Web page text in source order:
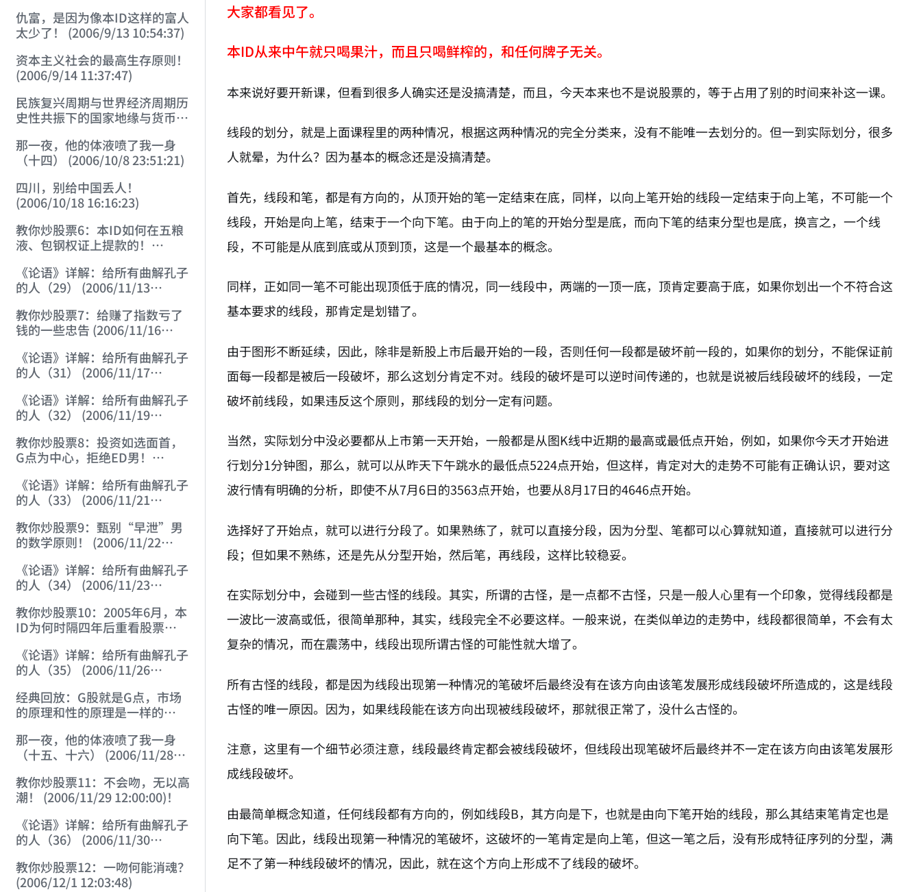
仇富，是因为像本ID这样的富人
太少了！ (2006/9/13 10:54:37)
资本主义社会的最高生存原则！
(2006/9/14 11:37:47)
民族复兴周期与世界经济周期历
史性共振下的国家地缘与货币战
那一夜，他的体液喷了我一身
（十四） (2006/10/8 23:51:21)
四川，别给中国丢人！
(2006/10/18 16:16:23)
教你炒股票6：本ID如何在五粮
液、包钢权证上提款的！
《论语》详解：给所有曲解孔子
的人（29） (2006/11/13
教你炒股票7：给赚了指数亏了
钱的一些忠告 (2006/11/16
《论语》详解：给所有曲解孔子
的人（31） (2006/11/17
《论语》详解：给所有曲解孔子
的人（32） (2006/11/19
教你炒股票8：投资如选面首，
G点为中心，拒绝ED男！
《论语》详解：给所有曲解孔子
的人（33） (2006/11/21
教你炒股票9：甄别“早泄”男
的数学原则！ (2006/11/22
《论语》详解：给所有曲解孔子
的人（34） (2006/11/23
教你炒股票10：2005年6月，本
ID为何时隔四年后重看股票
《论语》详解：给所有曲解孔子
的人（35） (2006/11/26
经典回放：G股就是G点，市场
的原理和性的原理是一样的
那一夜，他的体液喷了我一身
（十五、十六） (2006/11/28
教你炒股票11：不会吻，无以高
潮！ (2006/11/29 12:00:00)！
《论语》详解：给所有曲解孔子
的人（36） (2006/11/30
教你炒股票12：一吻何能消魂？
(2006/12/1 12:03:48)
大家都看见了。
本ID从来中午就只喝果汁，而且只喝鲜榨的，和任何牌子无关。
本来说好要开新课，但看到很多人确实还是没搞清楚，而且，今天本来也不是说股票的，等于占用了别的时间来补这一课。
线段的划分，就是上面课程里的两种情况，根据这两种情况的完全分类来，没有不能唯一去划分的。但一到实际划分，很多
人就晕，为什么？因为基本的概念还是没搞清楚。
首先，线段和笔，都是有方向的，从顶开始的笔一定结束在底，同样，以向上笔开始的线段一定结束于向上笔，不可能一个
线段，开始是向上笔，结束于一个向下笔。由于向上的笔的开始分型是底，而向下笔的结束分型也是底，换言之，一个线
段，不可能是从底到底或从顶到顶，这是一个最基本的概念。
同样，正如同一笔不可能出现顶低于底的情况，同一线段中，两端的一顶一底，顶肯定要高于底，如果你划出一个不符合这
基本要求的线段，那肯定是划错了。
由于图形不断延续，因此，除非是新股上市后最开始的一段，否则任何一段都是破坏前一段的，如果你的划分，不能保证前
面每一段都是被后一段破坏，那么这划分肯定不对。线段的破坏是可以逆时间传递的，也就是说被后线段破坏的线段，一定
破坏前线段，如果违反这个原则，那线段的划分一定有问题。
当然，实际划分中没必要都从上市第一天开始，一般都是从图K线中近期的最高或最低点开始，例如，如果你今天才开始进
行划分1分钟图，那么，就可以从昨天下午跳水的最低点5224点开始，但这样，肯定对大的走势不可能有正确认识，要对这
波行情有明确的分析，即使不从7月6日的3563点开始，也要从8月17日的4646点开始。
选择好了开始点，就可以进行分段了。如果熟练了，就可以直接分段，因为分型、笔都可以心算就知道，直接就可以进行分
段；但如果不熟练，还是先从分型开始，然后笔，再线段，这样比较稳妥。
在实际划分中，会碰到一些古怪的线段。其实，所谓的古怪，是一点都不古怪，只是一般人心里有一个印象，觉得线段都是
一波比一波高或低，很简单那种，其实，线段完全不必要这样。一般来说，在类似单边的走势中，线段都很简单，不会有太
复杂的情况，而在震荡中，线段出现所谓古怪的可能性就大增了。
所有古怪的线段，都是因为线段出现第一种情况的笔破坏后最终没有在该方向由该笔发展形成线段破坏所造成的，这是线段
古怪的唯一原因。因为，如果线段能在该方向出现被线段破坏，那就很正常了，没什么古怪的。
注意，这里有一个细节必须注意，线段最终肯定都会被线段破坏，但线段出现笔破坏后最终并不一定在该方向由该笔发展形
成线段破坏。
由最简单概念知道，任何线段都有方向的，例如线段B，其方向是下，也就是由向下笔开始的线段，那么其结束笔肯定也是
向下笔。因此，线段出现第一种情况的笔破坏，这破坏的一笔肯定是向上笔，但这一笔之后，没有形成特征序列的分型，满
足不了第一种线段破坏的情况，因此，就在这个方向上形成不了线段的破坏。